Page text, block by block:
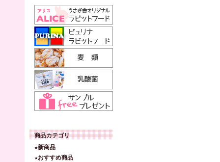
商品カテゴリ
★新商品
★おすすめ商品